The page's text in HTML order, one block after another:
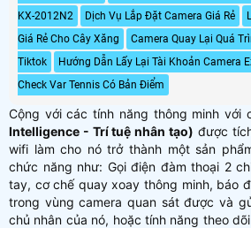
KX-2012N2
Dịch Vụ Lắp Đặt Camera Giá Rẻ
Giá Rẻ Cho Cây Xăng
Camera Quay Lại Quá
Tiktok
Hướng Dẫn Lấy Lại Tài Khoản Camera
Check Var Tennis Có Bản Điểm
Cộng với các tính năng thông minh với
Intelligence - Trí tuệ nhân tạo) được
wifi làm cho nó trở thành một sản
chức năng như: Gọi điện đàm thoại 2
tay, cơ chế quay xoay thông minh, báo
trong vùng camera quan sát được và
chủ nhân của nó, hoặc tính năng theo